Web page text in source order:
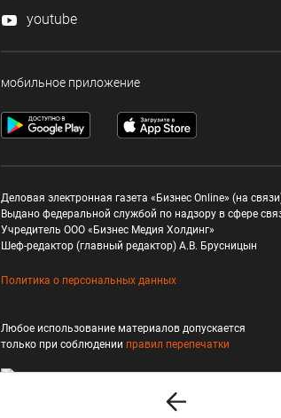
youtube
мобильное приложение
Деловая электронная газета «Бизнес Online» (на
Выдано федеральной службой по надзору в сфере
Учредитель ООО «Бизнес Медия Холдинг»
Шеф-редактор (главный редактор) А.В. Брусницын
Политика о персональных данных
Любое использование материалов допускается
только при соблюдении правил перепечатки